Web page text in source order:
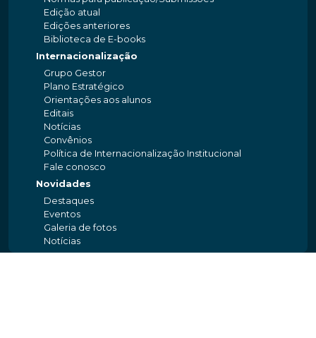
Edição atual
Edições anteriores
Biblioteca de E-books
Internacionalização
Grupo Gestor
Plano Estratégico
Orientações aos alunos
Editais
Notícias
Convênios
Política de Internacionalização Institucional
Fale conosco
Novidades
Destaques
Eventos
Galeria de fotos
Notícias